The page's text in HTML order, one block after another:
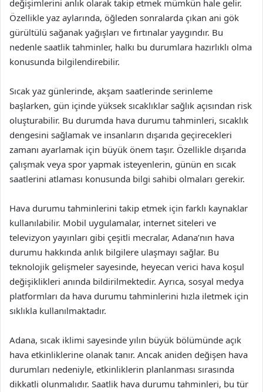
değişimlerini anlık olarak takip etmek mümkün hale gelir.
Özellikle yaz aylarında, öğleden sonralarda çıkan ani gök
gürültülü sağanak yağışları ve fırtınalar yaygındır. Bu
nedenle saatlik tahminler, halkı bu durumlara hazırlıklı olma
konusunda bilgilendirebilir.
Sıcak yaz günlerinde, akşam saatlerinde serinleme
başlarken, gün içinde yüksek sıcaklıklar sağlık açısından risk
oluşturabilir. Bu durumda hava durumu tahminleri, sıcaklık
dengesini sağlamak ve insanların dışarıda geçirecekleri
zamanı ayarlamak için büyük önem taşır. Özellikle dışarıda
çalışmak veya spor yapmak isteyenlerin, günün en sıcak
saatlerini atlaması konusunda bilgi sahibi olmaları gerekir.
Hava durumu tahminlerini takip etmek için farklı kaynaklar
kullanılabilir. Mobil uygulamalar, internet siteleri ve
televizyon yayınları gibi çeşitli mecralar, Adana’nın hava
durumu hakkında anlık bilgilere ulaşmayı sağlar. Bu
teknolojik gelişmeler sayesinde, heyecan verici hava koşul
değişiklikleri anında bildirilmektedir. Ayrıca, sosyal medya
platformları da hava durumu tahminlerini hızla iletmek için
sıklıkla kullanılmaktadır.
Adana, sıcak iklimi sayesinde yılın büyük bölümünde açık
hava etkinliklerine olanak tanır. Ancak aniden değişen hava
durumları nedeniyle, etkinliklerin planlanması sırasında
dikkatli olunmalıdır. Saatlik hava durumu tahminleri, bu tür